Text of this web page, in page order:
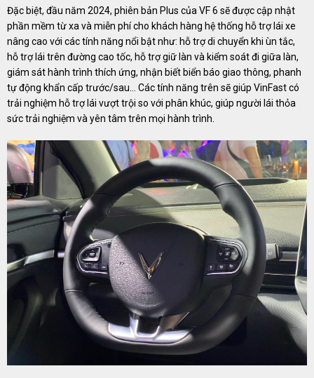
Đặc biệt, đầu năm 2024, phiên bản Plus của VF 6 sẽ được cập nhật
phần mềm từ xa và miễn phí cho khách hàng hệ thống hỗ trợ lái xe
nâng cao với các tính năng nổi bật như: hỗ trợ di chuyển khi ùn tắc,
hỗ trợ lái trên đường cao tốc, hỗ trợ giữ làn và kiểm soát đi giữa làn,
giám sát hành trình thích ứng, nhận biết biển báo giao thông, phanh
tự động khẩn cấp trước/sau… Các tính năng trên sẽ giúp VinFast có
trải nghiệm hỗ trợ lái vượt trội so với phân khúc, giúp người lái thỏa
sức trải nghiệm và yên tâm trên mọi hành trình.